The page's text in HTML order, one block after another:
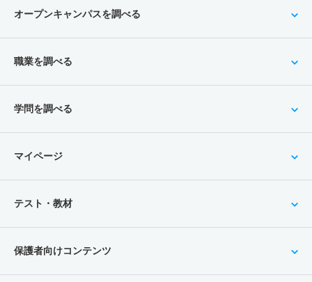
オープンキャンパスを調べる
職業を調べる
学問を調べる
マイページ
テスト・教材
保護者向けコンテンツ